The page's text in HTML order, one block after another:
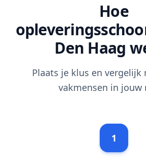
Hoe
Den Haag
Plaats je klus en vergelijk
vakmensen in jouw
1